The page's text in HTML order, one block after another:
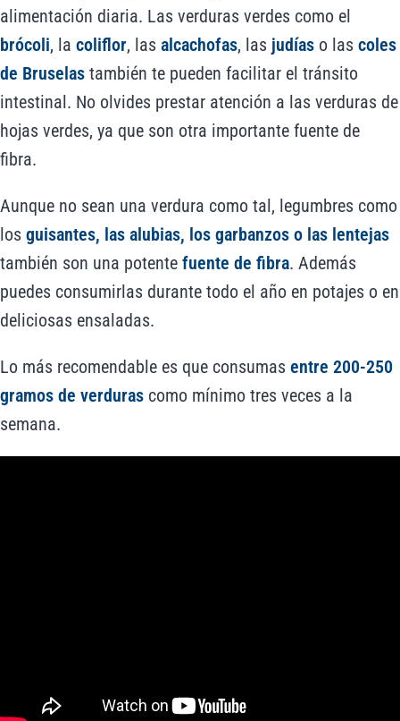
alimentación diaria. Las verduras verdes como el
brócoli, la coliflor, las alcachofas, las judías o las coles
de Bruselas también te pueden facilitar el tránsito
intestinal. No olvides prestar atención a las verduras de
hojas verdes, ya que son otra importante fuente de
fibra.
Aunque no sean una verdura como tal, legumbres como
los guisantes, las alubias, los garbanzos o las lentejas
también son una potente fuente de fibra. Además
puedes consumirlas durante todo el año en potajes o en
deliciosas ensaladas.
Lo más recomendable es que consumas entre 200-250
gramos de verduras como mínimo tres veces a la
semana.